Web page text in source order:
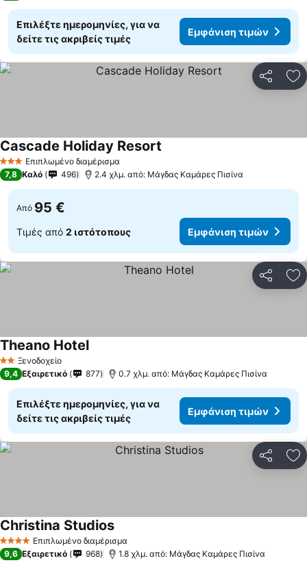
Επιλέξτε ημερομηνίες, για να
δείτε τις ακριβείς τιμές
Εμφάνιση τιμών
3 ΑστέριαΕπιπλωμένο διαμέρισμα
Cascade Holiday Resort
7,8 Καλό 496 2.4 χλμ. από: Μάγδας Καμάρες Πισίνα
Από 95 €
Τιμές από 2 ιστότοπους Εμφάνιση τιμών
2 ΑστέριαΞενοδοχείο
Theano HotelΕμφάνιση τιμών
9,4 Εξαιρετικό 877 0.7 χλμ. από: Μάγδας Καμάρες Πισίνα
Επιλέξτε ημερομηνίες, για να
δείτε τις ακριβείς τιμές
Εμφάνιση τιμών
4 ΑστέριαΕπιπλωμένο διαμέρισμα
Christina StudiosΕμφάνιση τιμών
9,6 Εξαιρετικό 968 1.8 χλμ. από: Μάγδας Καμάρες Πισίνα